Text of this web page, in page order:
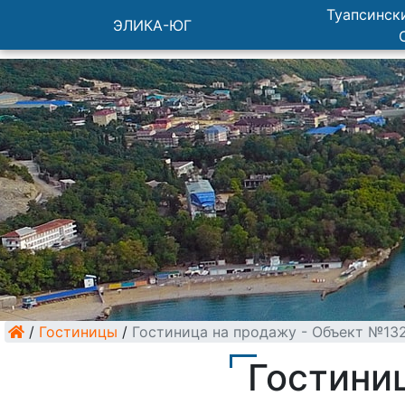
ЭЛИКА-ЮГ
/ Гостиницы / Гостиница на продажу - Объект